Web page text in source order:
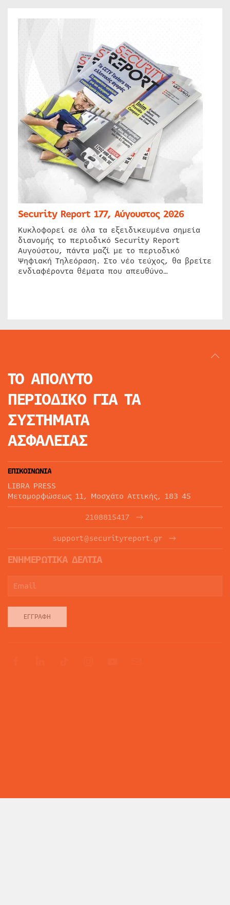
Security Report 177, Αύγουστος 2026
Κυκλοφορεί σε όλα τα εξειδικευμένα σημεία
διανομής το περιοδικό Security Report
Αυγούστου, πάντα μαζί με το περιοδικό
Ψηφιακή Τηλεόραση. Στο νέο τεύχος, θα βρείτε
ενδιαφέροντα θέματα που απευθύνο…
ΤΟ ΑΠΟΛΥΤΟ
ΠΕΡΙΟΔΙΚΟ ΓΙΑ ΤΑ
ΣΥΣΤΗΜΑΤΑ
ΑΣΦΑΛΕΙΑΣ
ΕΠΙΚΟΙΝΩΝΙΑ
LIBRA PRESS
Μεταμορφώσεως 11, Μοσχάτο Αττικής, 183 45
2108815417
support@securityreport.gr
ΕΝΗΜΕΡΩΤΙΚΑ ΔΕΛΤΙΑ
ΕΓΓΡΑΦΉ